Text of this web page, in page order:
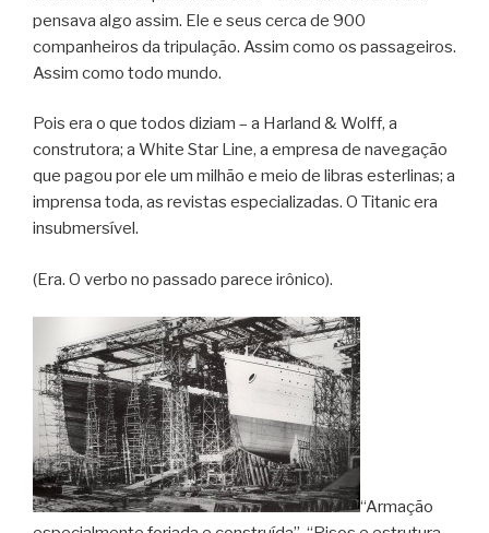
pensava algo assim. Ele e seus cerca de 900
companheiros da tripulação. Assim como os passageiros.
Assim como todo mundo.
Pois era o que todos diziam – a Harland & Wolff, a
construtora; a White Star Line, a empresa de navegação
que pagou por ele um milhão e meio de libras esterlinas; a
imprensa toda, as revistas especializadas. O Titanic era
insubmersível.
(Era. O verbo no passado parece irônico).
“Armação